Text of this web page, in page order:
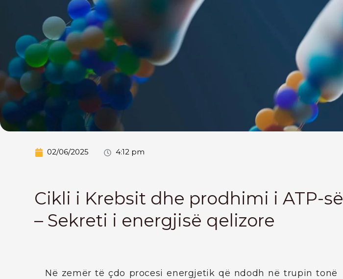
02/06/2025 4:12 pm
Cikli i Krebsit dhe prodhimi i ATP-së
– Sekreti i energjisë qelizore
Në zemër të çdo procesi energjetik që ndodh në trupin tonë